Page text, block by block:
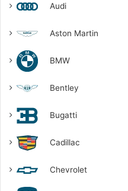
Audi
Aston Martin
BMW
Bentley
Bugatti
Cadillac
Chevrolet